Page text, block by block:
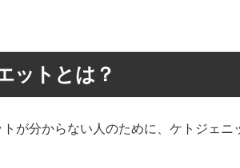
ットとは？
が分からない人のために、ケトジェニ